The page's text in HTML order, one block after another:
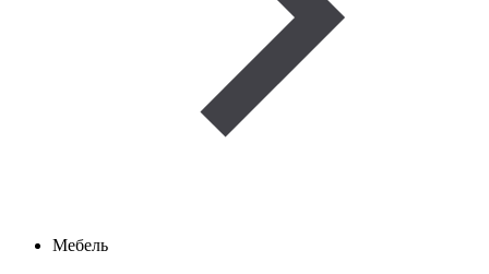
Мебель